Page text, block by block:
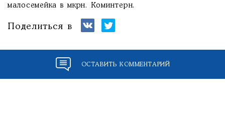
малосемейка в мкрн. Коминтерн.
Поделиться в
ОСТАВИТЬ КОММЕНТАРИЙ